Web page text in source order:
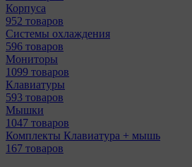
Корпуса
952 товаров
Системы охлаждения
596 товаров
Мониторы
1099 товаров
Клавиатуры
593 товаров
Мышки
1047 товаров
Комплекты Клавиатура + мышь
167 товаров